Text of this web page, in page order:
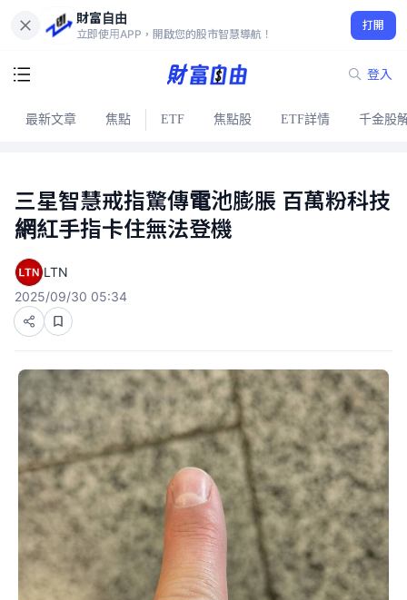
財富自由
立即使用APP，開啟您的股市智慧導航！
打開
登入
最新文章 焦點 ETF 焦點股 ETF詳情 千金股
三星智慧戒指驚傳電池膨脹 百萬粉科技
網紅手指卡住無法登機
LTN
2025/09/30 05:34